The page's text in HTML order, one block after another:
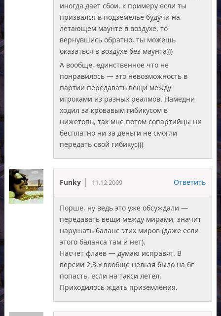
иногда дает сбои, к примеру если ты
призвался в подземелье будучи на
летающем маунте в воздухе, то
вернувшись обратно, ты можешь
оказаться в воздухе без маунта)))
А вообще, единственное что не
понравилось — это невозможность в
партии передавать вещи между
игроками из разных реалмов. Намедни
ходил за кровавым гибикусом в
нижетопь, так мне потом сопартийцы ни
бесплатно ни за деньги не смогли
передать свой гибикус(((
Funky 11.12.2009 Ответить
Порше, ну ведь это уже обсуждали —
передавать вещи между мирами, значит
нарушать баланс этих миров (даже если
этого баланса там и нет).
Насчет флаев — думаю исправят. В
версии 2.3.х вообще нельзя было на бг
попасть, если на такси летел.
Приходилось ждать приземления.